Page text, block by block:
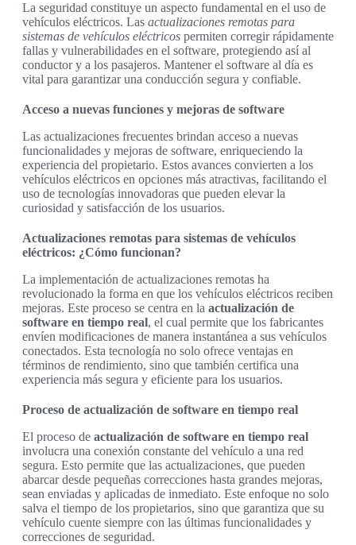
La seguridad constituye un aspecto fundamental en el uso de
vehículos eléctricos. Las actualizaciones remotas para
sistemas de vehículos eléctricos permiten corregir rápidamente
fallas y vulnerabilidades en el software, protegiendo así al
conductor y a los pasajeros. Mantener el software al día es
vital para garantizar una conducción segura y confiable.
Acceso a nuevas funciones y mejoras de software
Las actualizaciones frecuentes brindan acceso a nuevas
funcionalidades y mejoras de software, enriqueciendo la
experiencia del propietario. Estos avances convierten a los
vehículos eléctricos en opciones más atractivas, facilitando el
uso de tecnologías innovadoras que pueden elevar la
curiosidad y satisfacción de los usuarios.
Actualizaciones remotas para sistemas de vehículos
eléctricos: ¿Cómo funcionan?
La implementación de actualizaciones remotas ha
revolucionado la forma en que los vehículos eléctricos reciben
mejoras. Este proceso se centra en la actualización de
software en tiempo real, el cual permite que los fabricantes
envíen modificaciones de manera instantánea a sus vehículos
conectados. Esta tecnología no solo ofrece ventajas en
términos de rendimiento, sino que también certifica una
experiencia más segura y eficiente para los usuarios.
Proceso de actualización de software en tiempo real
El proceso de actualización de software en tiempo real
involucra una conexión constante del vehículo a una red
segura. Esto permite que las actualizaciones, que pueden
abarcar desde pequeñas correcciones hasta grandes mejoras,
sean enviadas y aplicadas de inmediato. Este enfoque no solo
salva el tiempo de los propietarios, sino que garantiza que su
vehículo cuente siempre con las últimas funcionalidades y
correcciones de seguridad.